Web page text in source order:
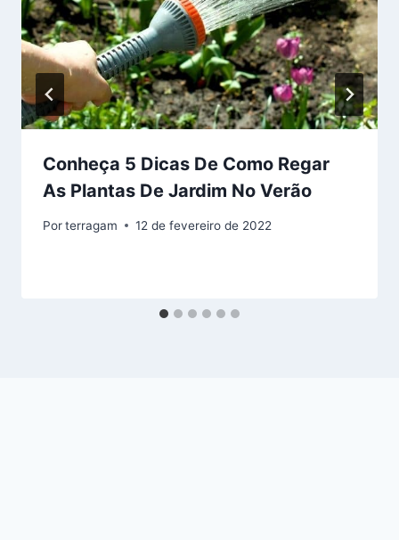
Conheça 5 Dicas De Como Regar
As Plantas De Jardim No Verão
Porterragam 12 de fevereiro de 2022